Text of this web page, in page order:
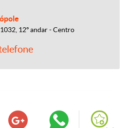
12º andar - Centro